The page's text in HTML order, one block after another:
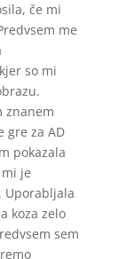
če mi
me
so mi
znanem
gre za AD
pokazala
je
Uporabljala
koza zelo
sem